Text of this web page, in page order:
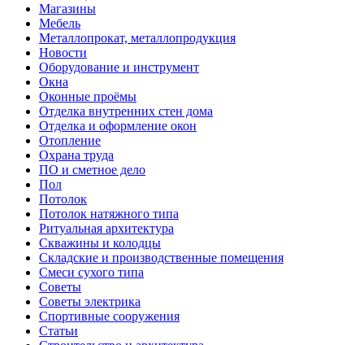
Магазины
Мебель
Металлопрокат, металлопродукция
Новости
Оборудование и инструмент
Окна
Оконные проёмы
Отделка внутренних стен дома
Отделка и оформление окон
Отопление
Охрана труда
ПО и сметное дело
Пол
Потолок
Потолок натяжного типа
Ритуальная архитектура
Скважины и колодцы
Складские и производственные помещения
Смеси сухого типа
Советы
Советы электрика
Спортивные сооружения
Статьи